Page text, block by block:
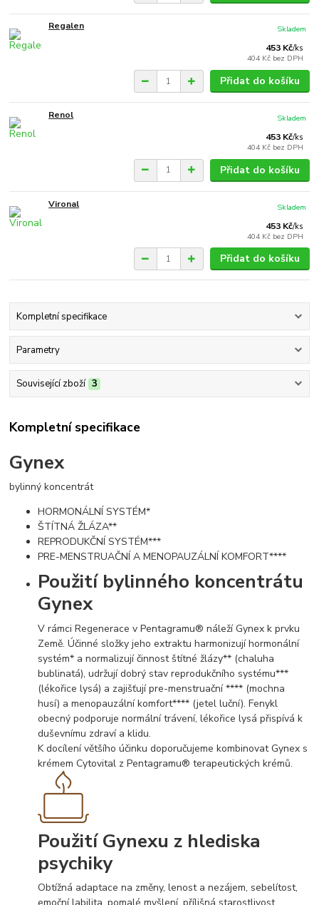
Regalen
453 Kč/ks
404 Kč bez DPH
Skladem
Přidat do košíku
Renol
453 Kč/ks
404 Kč bez DPH
Skladem
Přidat do košíku
Vironal
453 Kč/ks
404 Kč bez DPH
Skladem
Přidat do košíku
Kompletní specifikace
Parametry
Související zboží 3
Kompletní specifikace
Gynex
bylinný koncentrát
HORMONÁLNÍ SYSTÉM*
ŠTÍTNÁ ŽLÁZA**
REPRODUKČNÍ SYSTÉM***
PRE-MENSTRUAČNÍ A MENOPAUZÁLNÍ KOMFORT****
Použití bylinného koncentrátu
Gynex
V rámci Regenerace v Pentagramu® náleží Gynex k prvku
Země. Účinné složky jeho extraktu harmonizují hormonální
systém* a normalizují činnost štítné žlázy** (chaluha
bublinatá), udržují dobrý stav reprodukčního systému***
(lékořice lysá) a zajišťují pre-menstruační **** (mochna
husí) a menopauzální komfort**** (jetel luční). Fenykl
obecný podporuje normální trávení, lékořice lysá přispívá k
duševnímu zdraví a klidu.
K docílení většího účinku doporučujeme kombinovat Gynex s
krémem Cytovital z Pentagramu® terapeutických krémů.
Použití Gynexu z hlediska
psychiky
Obtížná adaptace na změny, lenost a nezájem, sebelítost,